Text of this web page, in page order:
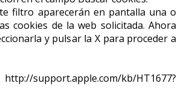
filtro aparecerán en pantalla una o
cookies de la web solicitada. Ahora
y pulsar la X para proceder a
http://support.apple.com/kb/HT1677?